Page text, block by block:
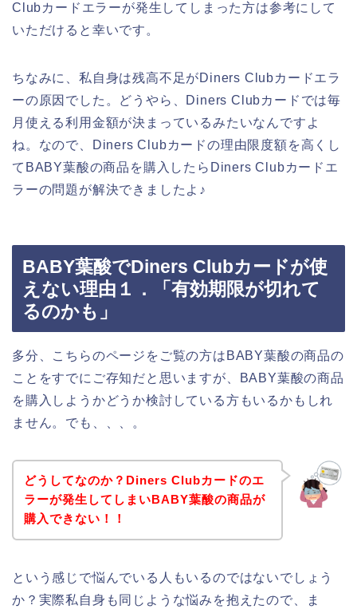
Clubカードエラーが発生してしまった方は参考にして
いただけると幸いです。
ちなみに、私自身は残高不足がDiners Clubカードエラ
ーの原因でした。どうやら、Diners Clubカードでは毎
月使える利用金額が決まっているみたいなんですよ
ね。なので、Diners Clubカードの理由限度額を高くし
てBABY葉酸の商品を購入したらDiners Clubカードエ
ラーの問題が解決できましたよ♪
BABY葉酸でDiners Clubカードが使
えない理由１．「有効期限が切れて
るのかも」
多分、こちらのページをご覧の方はBABY葉酸の商品の
ことをすでにご存知だと思いますが、BABY葉酸の商品
を購入しようかどうか検討している方もいるかもしれ
ません。でも、、、。
どうしてなのか？Diners Clubカードのエ
ラーが発生してしまいBABY葉酸の商品が
購入できない！！
という感じで悩んでいる人もいるのではないでしょう
か？実際私自身も同じような悩みを抱えたので、ま